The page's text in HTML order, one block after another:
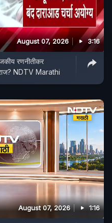
August 07, 2026 3:16
रणनीतीकर
NDTV Marathi
August 07, 2026 1:16